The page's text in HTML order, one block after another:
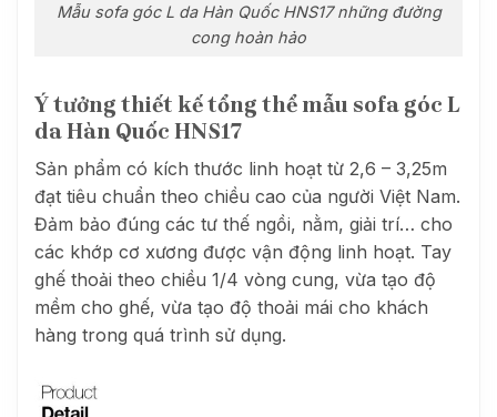
Mẫu sofa góc L da Hàn Quốc HNS17 những đường
cong hoàn hảo
Ý tưởng thiết kế tổng thể mẫu sofa góc L
da Hàn Quốc HNS17
Sản phẩm có kích thước linh hoạt từ 2,6 – 3,25m
đạt tiêu chuẩn theo chiều cao của người Việt Nam.
Đảm bảo đúng các tư thế ngồi, nằm, giải trí… cho
các khớp cơ xương được vận động linh hoạt. Tay
ghế thoải theo chiều 1/4 vòng cung, vừa tạo độ
mềm cho ghế, vừa tạo độ thoải mái cho khách
hàng trong quá trình sử dụng.